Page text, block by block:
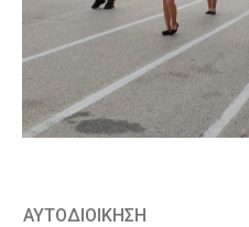
ΑΥΤΟΔΙΟΙΚΗΣΗ